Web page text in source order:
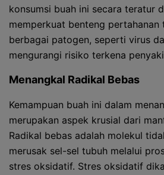
konsumsi buah ini secara teratur
memperkuat benteng pertahanan
berbagai patogen, seperti virus
mengurangi risiko terkena
Menangkal Radikal Bebas
Kemampuan buah ini dalam
merupakan aspek krusial dari
Radikal bebas adalah molekul
merusak sel-sel tubuh melalui
stres oksidatif. Stres oksidatif